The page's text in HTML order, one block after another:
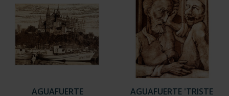
AGUAFUERTE
AGUAFUERTE 'TRISTE